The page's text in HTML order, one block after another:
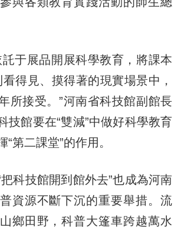
于展品開展科學教育，將課本
看得見、摸得著的現實場景中，
所接受。”河南省科技館副館長
技館要在“雙減”中做好科學教育
第二課堂”的作用。
技館開到館外去”也成為河南
資源不斷下沉的重要舉措。流
鄉田野，科普大篷車跨越萬水